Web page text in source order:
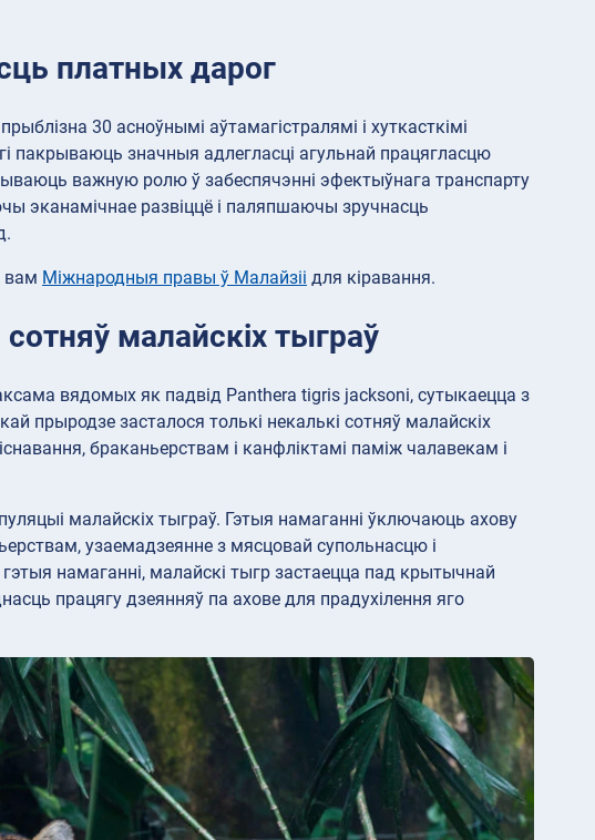
платных дарог
30 асноўнымі аўтамагістралямі і хуткасткімі
пакрываюць значныя адлегласці агульнай працягласцю
важную ролю ў забеспячэнні эфектыўнага транспарту
эканамічнае развіццё і паляпшаючы зручнасць
вам Міжнародныя правы ў Малайзіі для кіравання.
малайскіх тыграў
вядомых як падвід Panthera tigris jacksoni, сутыкаецца з
прыродзе засталося толькі некалькі сотняў малайскіх
браканьерствам і канфліктамі паміж чалавекам і
малайскіх тыграў. Гэтыя намаганні ўключаюць ахову
узаемадзеянне з мясцовай супольнасцю і
намаганні, малайскі тыгр застаецца пад крытычнай
працягу дзеянняў па ахове для прадухілення яго